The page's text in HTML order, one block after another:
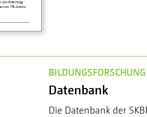
BILDUNGSFORSCHUNG
Datenbank
Die Datenbank der